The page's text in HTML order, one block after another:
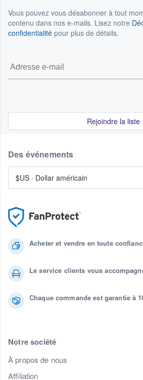
Vous pouvez vous désabonner à tout
contenu dans nos e-mails. Lisez notre
confidentialité pour plus de détails.
Rejoindre la liste
Acheter et vendre en toute
Le service clients vous
Chaque commande est garantie à
Notre société
À propos de nous
Affiliation
Des événements
$US · Dollar américain